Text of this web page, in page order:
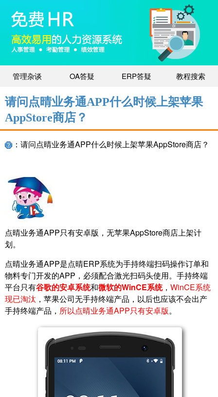
管理杂谈 OA答疑 ERP答疑 教程搜索
请问点晴业务通APP什么时候上架苹果
AppStore商店？
：请问点晴业务通APP什么时候上架苹果AppStore商店？
点晴业务通APP只有安卓版，无苹果AppStore商店上架计
划。
点晴业务通APP是点晴ERP系统为手持终端扫码操作订单和
物料专门开发的APP，必须配合激光扫码头使用。手持终端
平台只有谷歌的安卓系统和微软的WinCE系统， WinCE系统
现已淘汰 ，苹果公司无手持终端产品，以后也应该不会出产
手持终端产品， 所以点晴业务通APP只有安卓版。